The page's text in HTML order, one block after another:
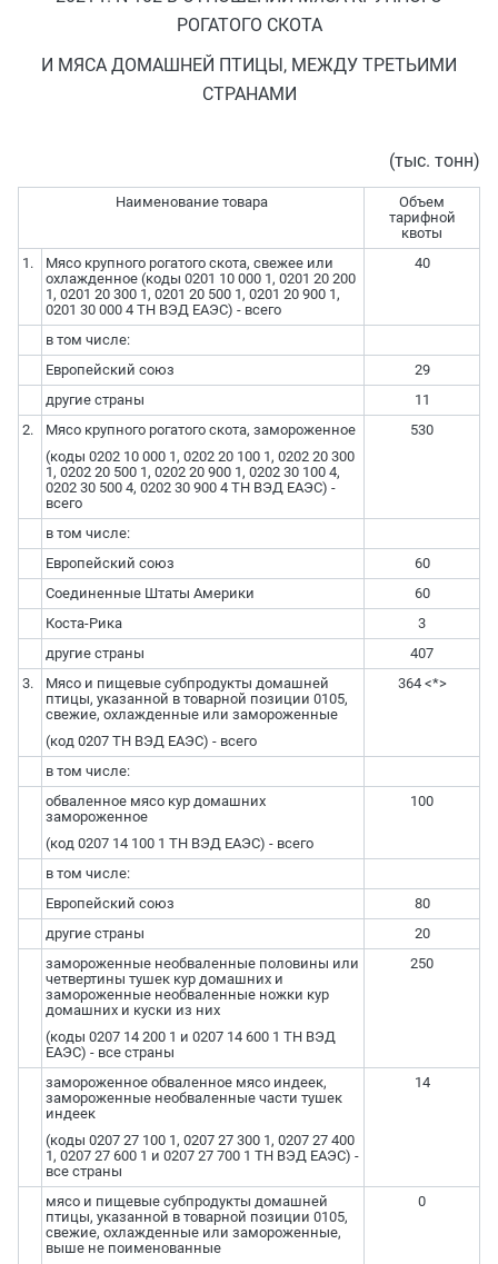
РОГАТОГО СКОТА
И МЯСА ДОМАШНЕЙ ПТИЦЫ, МЕЖДУ ТРЕТЬИМИ
СТРАНАМИ
(тыс. тонн)
Наименование товара
Объем
тарифной
квоты
1.
Мясо крупного рогатого скота, свежее или
охлажденное (коды 0201 10 000 1, 0201 20 200
1, 0201 20 300 1, 0201 20 500 1, 0201 20 900 1,
0201 30 000 4 ТН ВЭД ЕАЭС) - всего
40
в том числе:
Европейский союз
29
другие страны
11
2.
Мясо крупного рогатого скота, замороженное
(коды 0202 10 000 1, 0202 20 100 1, 0202 20 300
1, 0202 20 500 1, 0202 20 900 1, 0202 30 100 4,
0202 30 500 4, 0202 30 900 4 ТН ВЭД ЕАЭС) -
всего
530
в том числе:
Европейский союз
60
Соединенные Штаты Америки
60
Коста-Рика
3
другие страны
407
3.
Мясо и пищевые субпродукты домашней
птицы, указанной в товарной позиции 0105,
свежие, охлажденные или замороженные
(код 0207 ТН ВЭД ЕАЭС) - всего
364 <*>
в том числе:
обваленное мясо кур домашних
замороженное
(код 0207 14 100 1 ТН ВЭД ЕАЭС) - всего
100
в том числе:
Европейский союз
80
другие страны
20
замороженные необваленные половины или
четвертины тушек кур домашних и
замороженные необваленные ножки кур
домашних и куски из них
(коды 0207 14 200 1 и 0207 14 600 1 ТН ВЭД
ЕАЭС) - все страны
250
замороженное обваленное мясо индеек,
замороженные необваленные части тушек
индеек
(коды 0207 27 100 1, 0207 27 300 1, 0207 27 400
1, 0207 27 600 1 и 0207 27 700 1 ТН ВЭД ЕАЭС) -
все страны
14
мясо и пищевые субпродукты домашней
птицы, указанной в товарной позиции 0105,
свежие, охлажденные или замороженные,
выше не поименованные
0